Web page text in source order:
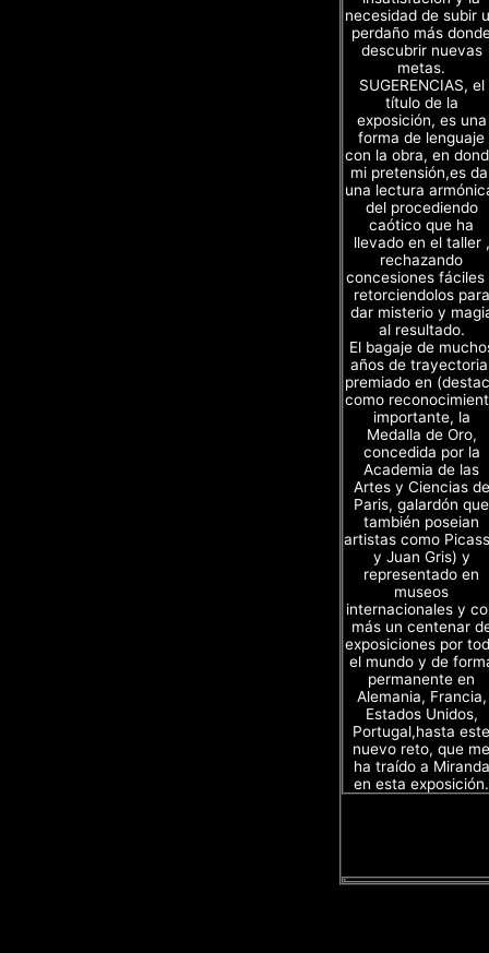
necesidad de subir
perdaño más
descubrir nuevas
metas.
SUGERENCIAS, el
título de la
exposición, es una
forma de lenguaje
con la obra, en
mi pretensión,es
una lectura
del procediendo
caótico que ha
llevado en el taller ,
rechazando
concesiones fáciles
retorciendolos para
dar misterio y
al resultado.
El bagaje de
años de
premiado en
como
importante, la
Medalla de Oro,
concedida por la
Academia de las
Artes y Ciencias de
Paris, galardón que
también poseian
artistas como
y Juan Gris) y
representado en
museos
internacionales y
más un centenar
exposiciones por
el mundo y de
permanente en
Alemania, Francia,
Estados Unidos,
Portugal,hasta este
nuevo reto, que me
ha traído a Miranda
en esta exposición.